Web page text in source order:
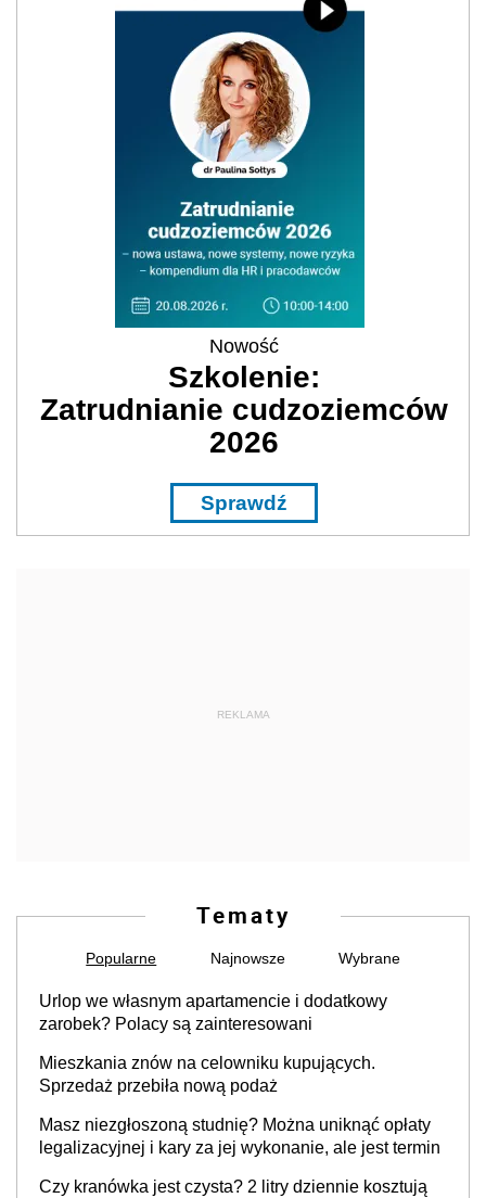
Nowość
Szkolenie:
Zatrudnianie cudzoziemców
2026
Sprawdź
REKLAMA
Tematy
Popularne Najnowsze Wybrane
Urlop we własnym apartamencie i dodatkowy
zarobek? Polacy są zainteresowani
Mieszkania znów na celowniku kupujących.
Sprzedaż przebiła nową podaż
Masz niezgłoszoną studnię? Można uniknąć opłaty
legalizacyjnej i kary za jej wykonanie, ale jest termin
Czy kranówka jest czysta? 2 litry dziennie kosztują